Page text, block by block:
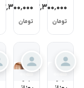
۲٬۳۰۰٬۰۰۰
تومان
۲٬۳۰۰٬۰۰۰
تومان